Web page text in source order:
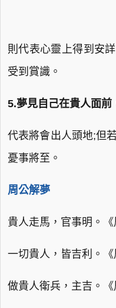
則代表心靈上得到安
受到賞識。
5.夢見自己在貴人面前
代表將會出人頭地;但
憂事將至。
周公解夢
貴人走馬，官事明。《
一切貴人，皆吉利。《
做貴人衛兵，主吉。《